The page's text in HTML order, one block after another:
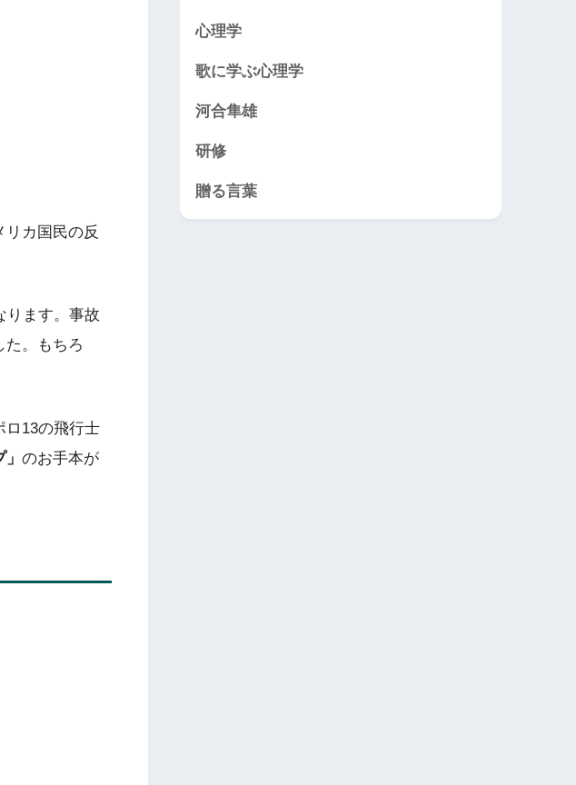
カ国民の反
ります。事故
た。もちろ
13の飛行士
のお手本が
心理学
歌に学ぶ心理学
河合隼雄
研修
贈る言葉